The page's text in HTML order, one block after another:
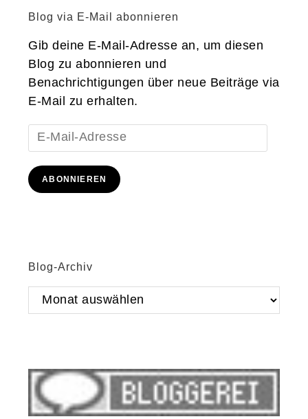
Blog via E-Mail abonnieren
Gib deine E-Mail-Adresse an, um diesen
Blog zu abonnieren und
Benachrichtigungen über neue Beiträge via
E-Mail zu erhalten.
E-
Mail-
Adresse
ABONNIEREN
Blog-Archiv
Blog-
Archiv